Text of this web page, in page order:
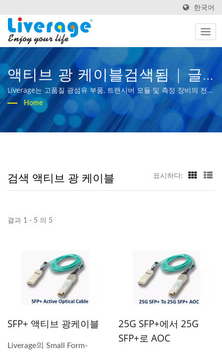
한국어
액티브 광 케이블검색됨 | 글
로벌 네트워크를 위한 고성능
광섬유 구성 요소 및 트랜시버
Liverage는 고품질 광섬유 부품, 트랜시버 모듈 및 측정 장비의 전문
제조업체입니다. 우리의 사명 "당신의 삶을 즐기세요"는 사람들의
삶에 광대역 광학을 가져오는 것입니다.
Home
검색 액티브 광 케이블 표시하다:
결과 1 - 5 의 5
SFP+ 액티브 광케이블
Liverage의 Small Form-
25G SFP+에서 25G
SFP+로 AOC